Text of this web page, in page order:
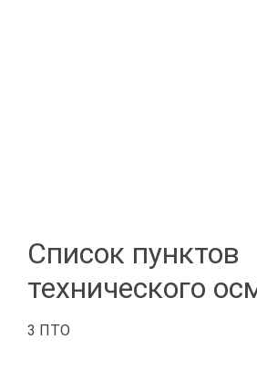
Список пунктов
технического
3 ПТО